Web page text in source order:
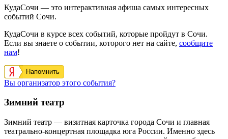
КудаСочи — это интерактивная афиша самых интересных
событий Сочи.
КудаСочи в курсе всех событий, которые пройдут в Сочи.
Если вы знаете о событии, которого нет на сайте, сообщите
нам!
Напомнить
Вы организатор этого события?
Зимний театр
Зимний театр — визитная карточка города Сочи и главная
театрально-концертная площадка юга России. Именно здесь